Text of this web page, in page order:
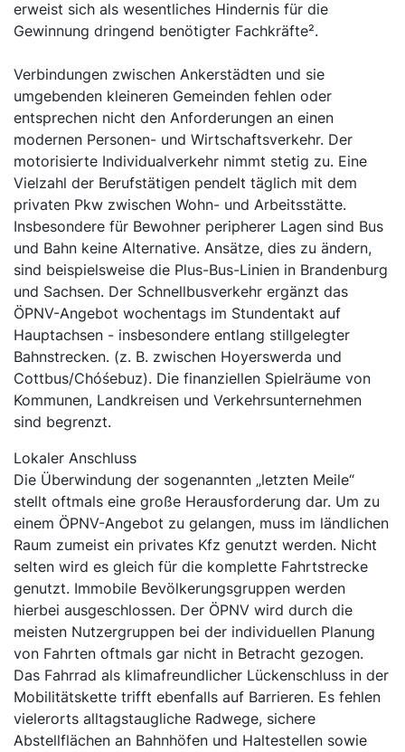
erweist sich als wesentliches Hindernis für die
Gewinnung dringend benötigter Fachkräfte².
Verbindungen zwischen Ankerstädten und sie
umgebenden kleineren Gemeinden fehlen oder
entsprechen nicht den Anforderungen an einen
modernen Personen- und Wirtschaftsverkehr. Der
motorisierte Individualverkehr nimmt stetig zu. Eine
Vielzahl der Berufstätigen pendelt täglich mit dem
privaten Pkw zwischen Wohn- und Arbeitsstätte.
Insbesondere für Bewohner peripherer Lagen sind Bus
und Bahn keine Alternative. Ansätze, dies zu ändern,
sind beispielsweise die Plus-Bus-Linien in Brandenburg
und Sachsen. Der Schnellbusverkehr ergänzt das
ÖPNV-Angebot wochentags im Stundentakt auf
Hauptachsen - insbesondere entlang stillgelegter
Bahnstrecken. (z. B. zwischen Hoyerswerda und
Cottbus/Chóśebuz). Die finanziellen Spielräume von
Kommunen, Landkreisen und Verkehrsunternehmen
sind begrenzt.
Lokaler Anschluss
Die Überwindung der sogenannten „letzten Meile“
stellt oftmals eine große Herausforderung dar. Um zu
einem ÖPNV-Angebot zu gelangen, muss im ländlichen
Raum zumeist ein privates Kfz genutzt werden. Nicht
selten wird es gleich für die komplette Fahrtstrecke
genutzt. Immobile Bevölkerungsgruppen werden
hierbei ausgeschlossen. Der ÖPNV wird durch die
meisten Nutzergruppen bei der individuellen Planung
von Fahrten oftmals gar nicht in Betracht gezogen.
Das Fahrrad als klimafreundlicher Lückenschluss in der
Mobilitätskette trifft ebenfalls auf Barrieren. Es fehlen
vielerorts alltagstaugliche Radwege, sichere
Abstellflächen an Bahnhöfen und Haltestellen sowie